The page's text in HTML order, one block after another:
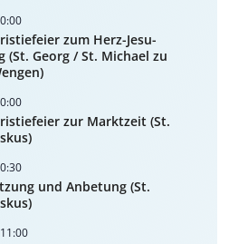
zum Herz-Jesu-
(St. Georg / St. Michael zu
zur Marktzeit (St.
und Anbetung (St.
11:00